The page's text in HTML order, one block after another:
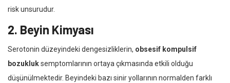
risk unsurudur.
2. Beyin Kimyası
Serotonin düzeyindeki dengesizliklerin, obsesif kompulsif
bozukluksemptomlarının ortaya çıkmasında etkili olduğu
düşünülmektedir. Beyindeki bazı sinir yollarının normalden farklı